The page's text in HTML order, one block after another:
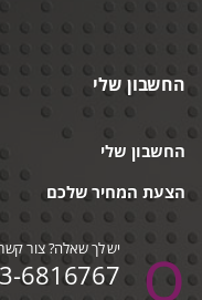
החשבון שלי
החשבון שלי
הצעת המחיר שלכם
יש לך שאלה? צור
6816767